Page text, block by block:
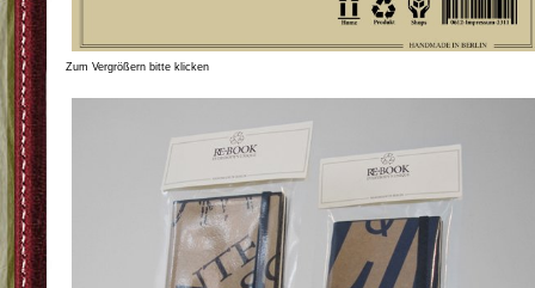
Zum Vergrößern bitte klicken